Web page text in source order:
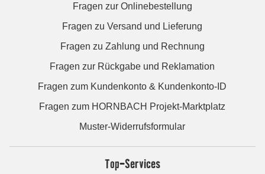
Fragen zur Onlinebestellung
Fragen zu Versand und Lieferung
Fragen zu Zahlung und Rechnung
Fragen zur Rückgabe und Reklamation
Fragen zum Kundenkonto & Kundenkonto-ID
Fragen zum HORNBACH Projekt-Marktplatz
Muster-Widerrufsformular
Top-Services